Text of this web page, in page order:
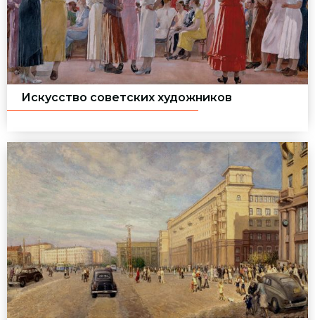
Искусство советских художников